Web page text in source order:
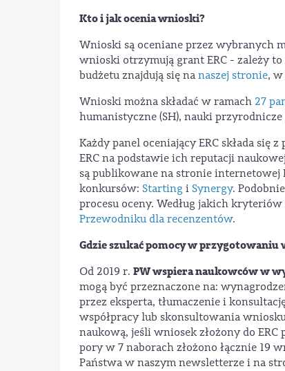
Kto i jak ocenia wnioski?
Wnioski są oceniane przez wybranych
wnioski otrzymują grant ERC - zależy
budżetu znajdują się na naszej stronie, w
Wnioski można składać w ramach 27
humanistyczne (SH), nauki
Każdy panel oceniający ERC składa się
ERC na podstawie ich reputacji
są publikowane na stronie internetowej
konkursów: Starting i Synergy.
procesu oceny. Według jakich
Przewodniku dla recenzentów.
Gdzie szukać pomocy w przygotowaniu
Od 2019 r. PW wspiera naukowców w
mogą być przeznaczone na:
przez eksperta, tłumaczenie i
współpracy lub skonsultowania
naukową, jeśli wniosek złożony do
pory w 7 naborach złożono łącznie
Państwa w naszym newsletterze i na